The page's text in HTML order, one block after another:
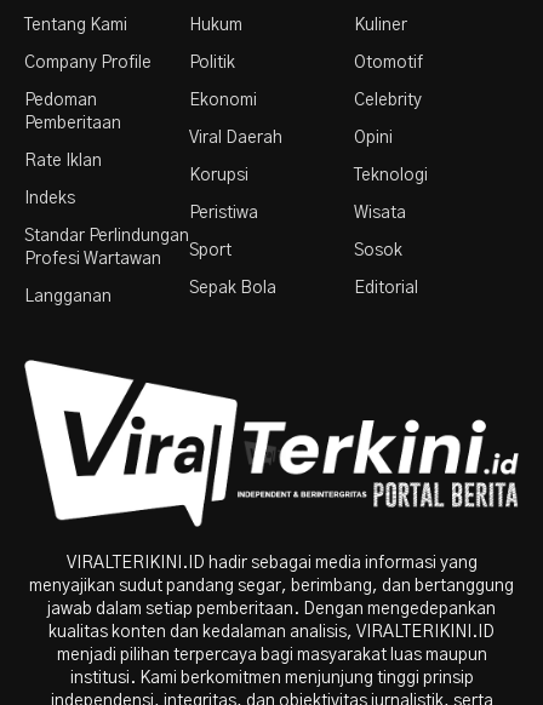
Tentang Kami
Company Profile
Pedoman
Pemberitaan
Rate Iklan
Indeks
Standar Perlindungan
Profesi Wartawan
Langganan
Hukum
Politik
Ekonomi
Viral Daerah
Korupsi
Peristiwa
Sport
Sepak Bola
Kuliner
Otomotif
Celebrity
Opini
Teknologi
Wisata
Sosok
Editorial
VIRALTERIKINI.ID hadir sebagai media informasi yang
menyajikan sudut pandang segar, berimbang, dan bertanggung
jawab dalam setiap pemberitaan. Dengan mengedepankan
kualitas konten dan kedalaman analisis, VIRALTERIKINI.ID
menjadi pilihan terpercaya bagi masyarakat luas maupun
institusi. Kami berkomitmen menjunjung tinggi prinsip
independensi, integritas, dan objektivitas jurnalistik, serta